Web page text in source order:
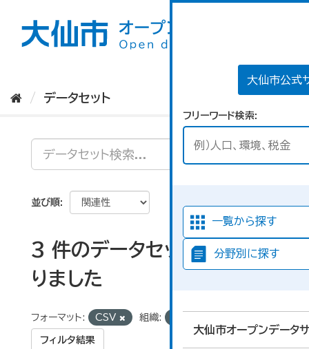
大仙市公式
フリーワード検索
一覧から探す
分野別に探す
大仙市オープンデータ
データセット
並び順
3 件のデータセットが見つか
りました
フォーマット: CSV 組織:
フィルタ結果